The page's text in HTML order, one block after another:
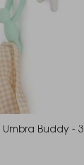
Buddy - 3